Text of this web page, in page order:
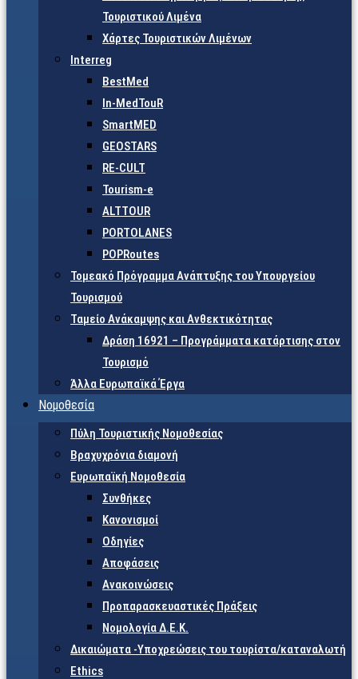
Τουριστικού Λιμένα
Χάρτες Τουριστικών Λιμένων
Interreg
BestMed
In-MedTouR
SmartMED
GEOSTARS
RE-CULT
Tourism-e
ALTTOUR
PORTOLANES
POPRoutes
Τομεακό Πρόγραμμα Ανάπτυξης του Υπουργείου
Τουρισμού
Ταμείο Ανάκαμψης και Ανθεκτικότητας
Δράση 16921 – Προγράμματα κατάρτισης στον
Τουρισμό
Άλλα Ευρωπαϊκά Έργα
Νομοθεσία
Πύλη Τουριστικής Νομοθεσίας
Βραχυχρόνια διαμονή
Ευρωπαϊκή Νομοθεσία
Συνθήκες
Κανονισμοί
Οδηγίες
Αποφάσεις
Ανακοινώσεις
Προπαρασκευαστικές Πράξεις
Νομολογία Δ.Ε.Κ.
Δικαιώματα -Υποχρεώσεις του τουρίστα/καταναλωτή
Ethics